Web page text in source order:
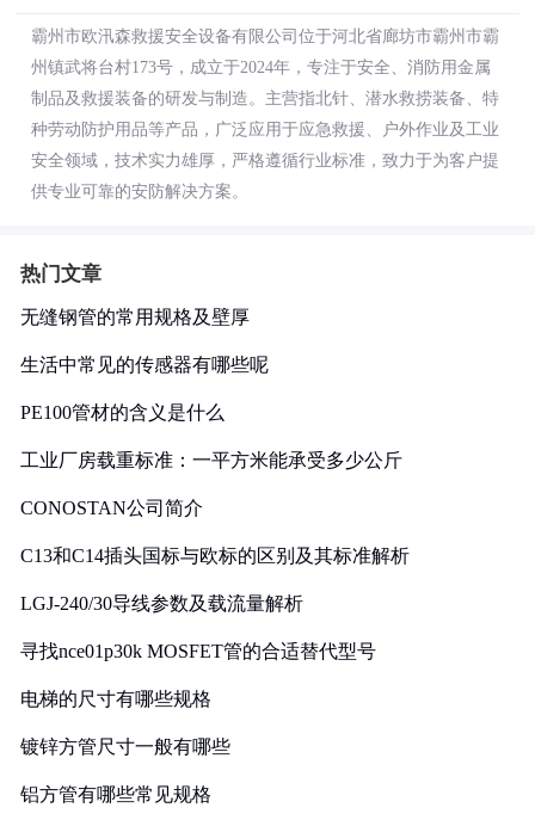
霸州市欧汛森救援安全设备有限公司位于河北省廊坊市霸州市霸
州镇武将台村173号，成立于2024年，专注于安全、消防用金属
制品及救援装备的研发与制造。主营指北针、潜水救捞装备、特
种劳动防护用品等产品，广泛应用于应急救援、户外作业及工业
安全领域，技术实力雄厚，严格遵循行业标准，致力于为客户提
供专业可靠的安防解决方案。
热门文章
无缝钢管的常用规格及壁厚
生活中常见的传感器有哪些呢
PE100管材的含义是什么
工业厂房载重标准：一平方米能承受多少公斤
CONOSTAN公司简介
C13和C14插头国标与欧标的区别及其标准解析
LGJ-240/30导线参数及载流量解析
寻找nce01p30k MOSFET管的合适替代型号
电梯的尺寸有哪些规格
镀锌方管尺寸一般有哪些
铝方管有哪些常见规格